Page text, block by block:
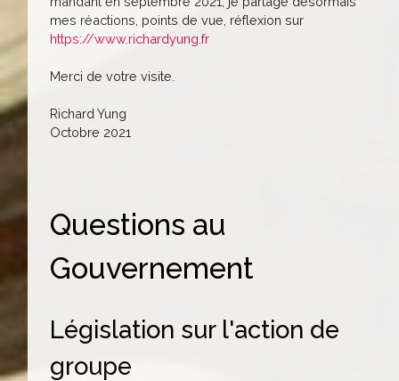
mes réactions, points de vue, réflexion sur
https://www.richardyung.fr
Merci de votre visite.
Richard Yung
Octobre 2021
Questions au
Gouvernement
Législation sur l'action de
groupe